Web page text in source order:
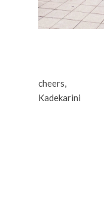
cheers,
Kadekarini